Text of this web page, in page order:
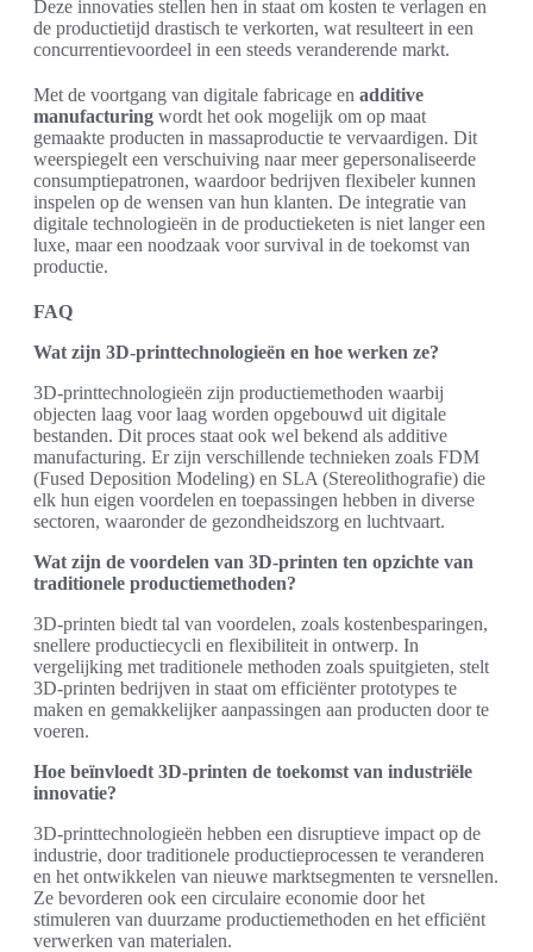
Deze innovaties stellen hen in staat om kosten te verlagen en
de productietijd drastisch te verkorten, wat resulteert in een
concurrentievoordeel in een steeds veranderende markt.
Met de voortgang van digitale fabricage en additive
manufacturing wordt het ook mogelijk om op maat
gemaakte producten in massaproductie te vervaardigen. Dit
weerspiegelt een verschuiving naar meer gepersonaliseerde
consumptiepatronen, waardoor bedrijven flexibeler kunnen
inspelen op de wensen van hun klanten. De integratie van
digitale technologieën in de productieketen is niet langer een
luxe, maar een noodzaak voor survival in de toekomst van
productie.
FAQ
Wat zijn 3D-printtechnologieën en hoe werken ze?
3D-printtechnologieën zijn productiemethoden waarbij
objecten laag voor laag worden opgebouwd uit digitale
bestanden. Dit proces staat ook wel bekend als additive
manufacturing. Er zijn verschillende technieken zoals FDM
(Fused Deposition Modeling) en SLA (Stereolithografie) die
elk hun eigen voordelen en toepassingen hebben in diverse
sectoren, waaronder de gezondheidszorg en luchtvaart.
Wat zijn de voordelen van 3D-printen ten opzichte van
traditionele productiemethoden?
3D-printen biedt tal van voordelen, zoals kostenbesparingen,
snellere productiecycli en flexibiliteit in ontwerp. In
vergelijking met traditionele methoden zoals spuitgieten, stelt
3D-printen bedrijven in staat om efficiënter prototypes te
maken en gemakkelijker aanpassingen aan producten door te
voeren.
Hoe beïnvloedt 3D-printen de toekomst van industriële
innovatie?
3D-printtechnologieën hebben een disruptieve impact op de
industrie, door traditionele productieprocessen te veranderen
en het ontwikkelen van nieuwe marktsegmenten te versnellen.
Ze bevorderen ook een circulaire economie door het
stimuleren van duurzame productiemethoden en het efficiënt
verwerken van materialen.